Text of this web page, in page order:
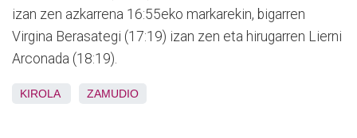
izan zen azkarrena 16:55eko markarekin, bigarren
Virgina Berasategi (17:19) izan zen eta hirugarren Lierni
Arconada (18:19).
KIROLA ZAMUDIO